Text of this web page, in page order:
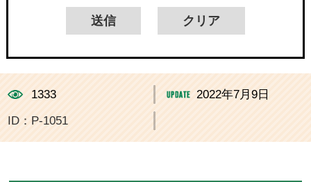
1333 2022年7月9日
ID：P-1051